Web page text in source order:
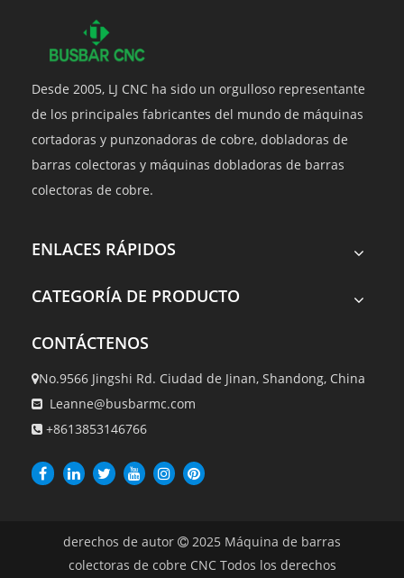
Desde 2005, LJ CNC ha sido un orgulloso representante
de los principales fabricantes del mundo de máquinas
cortadoras y punzonadoras de cobre, dobladoras de
barras colectoras y máquinas dobladoras de barras
colectoras de cobre.
ENLACES RÁPIDOS
CATEGORÍA DE PRODUCTO
CONTÁCTENOS
No.9566 Jingshi Rd. Ciudad de Jinan, Shandong, China
 Leanne@busbarmc.com
 +8613853146766
derechos de autor  2025 Máquina de barras
colectoras de cobre CNC Todos los derechos